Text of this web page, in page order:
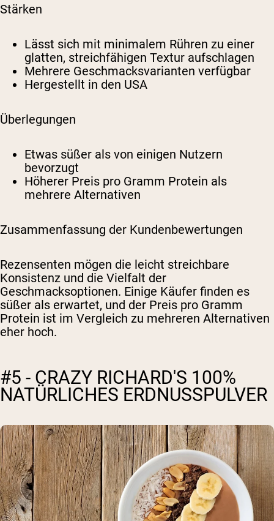
Stärken
Lässt sich mit minimalem Rühren zu einer
glatten, streichfähigen Textur aufschlagen
Mehrere Geschmacksvarianten verfügbar
Hergestellt in den USA
Überlegungen
Etwas süßer als von einigen Nutzern
bevorzugt
Höherer Preis pro Gramm Protein als
mehrere Alternativen
Zusammenfassung der Kundenbewertungen
Rezensenten mögen die leicht streichbare
Konsistenz und die Vielfalt der
Geschmacksoptionen. Einige Käufer finden es
süßer als erwartet, und der Preis pro Gramm
Protein ist im Vergleich zu mehreren Alternativen
eher hoch.
#5 - CRAZY RICHARD'S 100%
NATÜRLICHES ERDNUSSPULVER